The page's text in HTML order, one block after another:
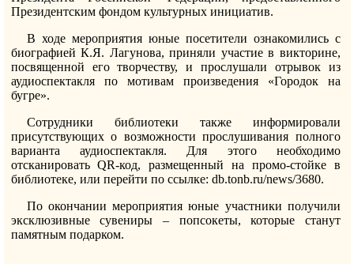
Президентским фондом культурных инициатив.
В ходе мероприятия юные посетители ознакомились с
биографией К.Я. Лагунова, приняли участие в викторине,
посвященной его творчеству, и прослушали отрывок из
аудиоспектакля по мотивам произведения «Городок на
бугре».
Сотрудники библиотеки также информировали
присутствующих о возможности прослушивания полного
варианта аудиоспектакля. Для этого необходимо
отсканировать QR-код, размещенный на промо-стойке в
библиотеке, или перейти по ссылке: db.tonb.ru/news/3680.
По окончании мероприятия юные участники получили
эксклюзивные сувениры – попсокеты, которые станут
памятным подарком.